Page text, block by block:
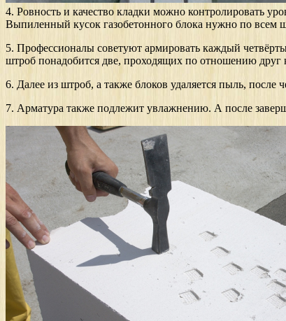
4. Ровность и качество кладки можно контролировать
Выпиленный кусок газобетонного блока нужно по всем
5. Профессионалы советуют армировать каждый
штроб понадобится две, проходящих по отношению друг
6. Далее из штроб, а также блоков удаляется пыль,
7. Арматура также подлежит увлажнению. А после